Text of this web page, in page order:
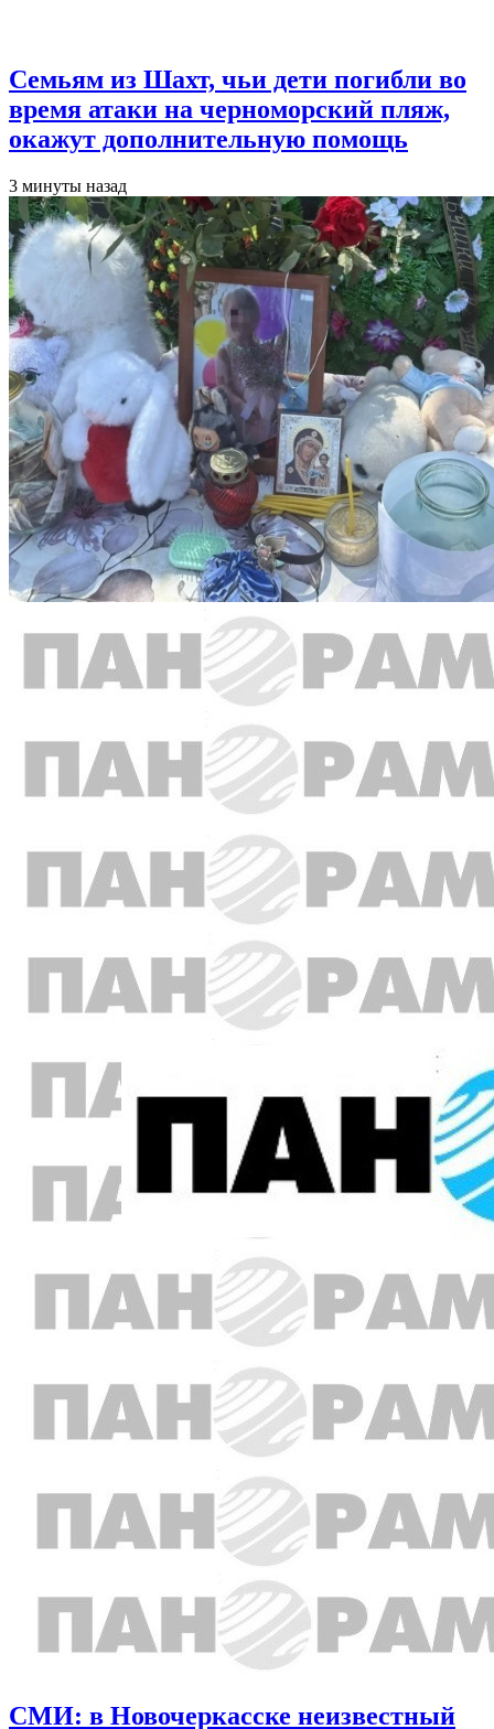
Семьям из Шахт, чьи дети погибли во
время атаки на черноморский пляж,
окажут дополнительную помощь
3 минуты назад
СМИ: в Новочеркасске неизвестный